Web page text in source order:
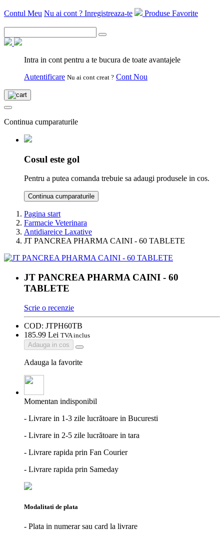
Contul Meu Nu ai cont ? Inregistreaza-te Produse Favorite
Intra in cont pentru a te bucura de toate avantajele
Autentificare Nu ai cont creat ? Cont Nou
Continua cumparaturile
Cosul este gol
Pentru a putea comanda trebuie sa adaugi produsele in cos.
Continua cumparaturile
Pagina start
Farmacie Veterinara
Antidiareice Laxative
JT PANCREA PHARMA CAINI - 60 TABLETE
JT PANCREA PHARMA CAINI - 60
TABLETE
Scrie o recenzie
COD: JTPH60TB
185.99 Lei TVA inclus
Adauga in cos
Adauga la favorite
Momentan indisponibil
- Livrare in 1-3 zile lucrătoare in Bucuresti
- Livrare in 2-5 zile lucrătoare in tara
- Livrare rapida prin Fan Courier
- Livrare rapida prin Sameday
Modalitati de plata
- Plata in numerar sau card la livrare